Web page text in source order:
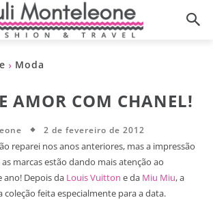
Moda
AMOR COM CHANEL!
2 de fevereiro de 2012
reparei nos anos anteriores, mas a impressão
marcas estão dando mais atenção ao
ano! Depois da Louis Vuitton e da Miu Miu, a
coleção feita especialmente para a data.